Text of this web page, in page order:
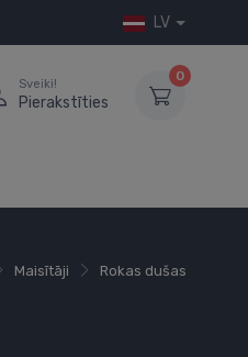
LV
Sveiki!
Pierakstīties
0
Maisītāji Rokas dušas